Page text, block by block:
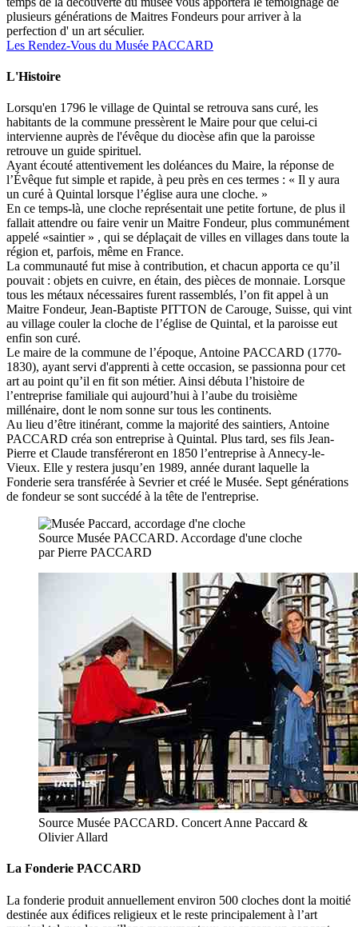
plusieurs générations de Maitres Fondeurs pour arriver à la
perfection d' un art séculier.
Les Rendez-Vous du Musée PACCARD
L'Histoire
Lorsqu'en 1796 le village de Quintal se retrouva sans curé, les
habitants de la commune pressèrent le Maire pour que celui-ci
intervienne auprès de l'évêque du diocèse afin que la paroisse
retrouve un guide spirituel.
Ayant écouté attentivement les doléances du Maire, la réponse de
l’Évêque fut simple et rapide, à peu près en ces termes : « Il y aura
un curé à Quintal lorsque l’église aura une cloche. »
En ce temps-là, une cloche représentait une petite fortune, de plus il
fallait attendre ou faire venir un Maitre Fondeur, plus communément
appelé «saintier » , qui se déplaçait de villes en villages dans toute la
région et, parfois, même en France.
La communauté fut mise à contribution, et chacun apporta ce qu’il
pouvait : objets en cuivre, en étain, des pièces de monnaie. Lorsque
tous les métaux nécessaires furent rassemblés, l’on fit appel à un
Maitre Fondeur, Jean-Baptiste PITTON de Carouge, Suisse, qui vint
au village couler la cloche de l’église de Quintal, et la paroisse eut
enfin son curé.
Le maire de la commune de l’époque, Antoine PACCARD (1770-
1830), ayant servi d'apprenti à cette occasion, se passionna pour cet
art au point qu’il en fit son métier. Ainsi débuta l’histoire de
l’entreprise familiale qui aujourd’hui à l’aube du troisième
millénaire, dont le nom sonne sur tous les continents.
Au lieu d’être itinérant, comme la majorité des saintiers, Antoine
PACCARD créa son entreprise à Quintal. Plus tard, ses fils Jean-
Pierre et Claude transféreront en 1850 l’entreprise à Annecy-le-
Vieux. Elle y restera jusqu’en 1989, année durant laquelle la
Fonderie sera transférée à Sevrier et créé le Musée. Sept générations
de fondeur se sont succédé à la tête de l'entreprise.
Source Musée PACCARD. Accordage d'une cloche
par Pierre PACCARD
Source Musée PACCARD. Concert Anne Paccard &
Olivier Allard
La Fonderie PACCARD
La fonderie produit annuellement environ 500 cloches dont la moitié
destinée aux édifices religieux et le reste principalement à l’art